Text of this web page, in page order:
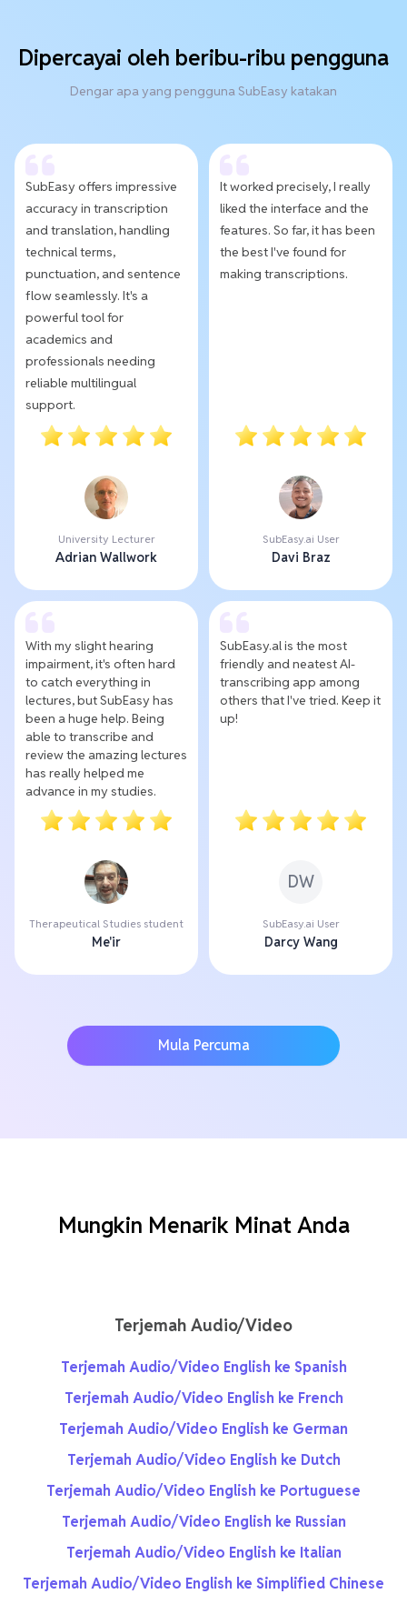
Dipercayai oleh beribu-ribu pengguna
Dengar apa yang pengguna SubEasy katakan
SubEasy offers impressive
accuracy in transcription
and translation, handling
technical terms,
punctuation, and sentence
flow seamlessly. It's a
powerful tool for
academics and
professionals needing
reliable multilingual
support.
University Lecturer
Adrian Wallwork
It worked precisely, I really
liked the interface and the
features. So far, it has been
the best I've found for
making transcriptions.
SubEasy.ai User
Davi Braz
With my slight hearing
impairment, it's often hard
to catch everything in
lectures, but SubEasy has
been a huge help. Being
able to transcribe and
review the amazing lectures
has really helped me
advance in my studies.
Therapeutical Studies student
Me'ir
SubEasy.al is the most
friendly and neatest AI-
transcribing app among
others that I've tried. Keep it
up!
DW
SubEasy.ai User
Darcy Wang
Mula Percuma
Mungkin Menarik Minat Anda
Terjemah Audio/Video
Terjemah Audio/Video English ke Spanish
Terjemah Audio/Video English ke French
Terjemah Audio/Video English ke German
Terjemah Audio/Video English ke Dutch
Terjemah Audio/Video English ke Portuguese
Terjemah Audio/Video English ke Russian
Terjemah Audio/Video English ke Italian
Terjemah Audio/Video English ke Simplified Chinese